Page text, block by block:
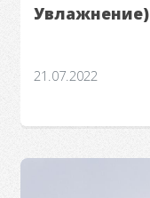
Увлажнение)
21.07.2022